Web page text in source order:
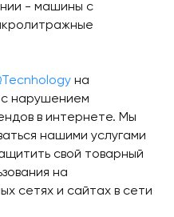
- машины с
на
нарушением
в интернете. Мы
нашими услугами
свой товарный
на
сетях и сайтах в сети